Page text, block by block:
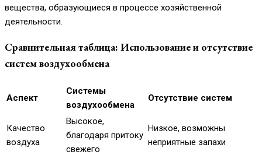
вещества, образующиеся в процессе хозяйственной
деятельности.
Сравнительная таблица: Использование и отсутствие
систем воздухообмена
Аспект
Системы
воздухообмена
Отсутствие систем
Качество
воздуха
Высокое,
благодаря притоку
свежего
Низкое, возможны
неприятные запахи